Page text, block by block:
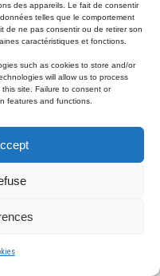
des appareils. Le fait de consentir
telles que le comportement
de ne pas consentir ou de retirer son
caractéristiques et fonctions.
such as cookies to store and/or
will allow us to process
site. Failure to consent or
features and functions.